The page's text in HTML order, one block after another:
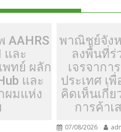
AAHRS
และ
ทย์ ผลัก
และ
ผมแห่ง
พาณิชย์จัง
ลงพื้นที่ร่
เจรจากา
ประเทศ เ
คิดเห็นเกี่
การค้าเ
07/08/2026